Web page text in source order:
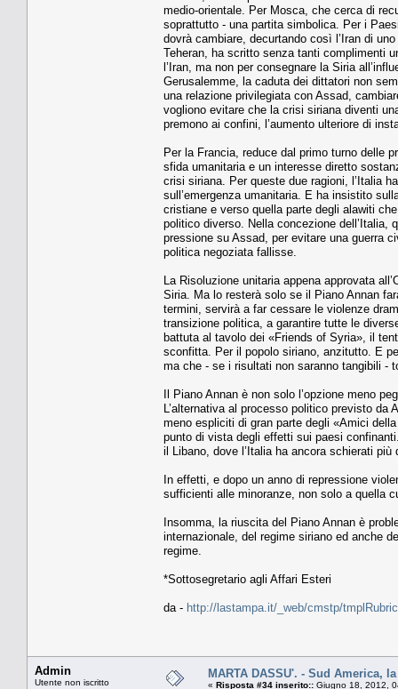
medio-orientale. Per Mosca, che cerca di
soprattutto - una partita simbolica. Per i
dovrà cambiare, decurtando così l’Iran di
Teheran, ha scritto senza tanti complimenti
l’Iran, ma non per consegnare la Siria
Gerusalemme, la caduta dei dittatori non
una relazione privilegiata con Assad,
vogliono evitare che la crisi siriana diventi
premono ai confini, l’aumento ulteriore di
Per la Francia, reduce dal primo turno delle
sfida umanitaria e un interesse diretto
crisi siriana. Per queste due ragioni, l’Italia
sull’emergenza umanitaria. E ha insistito
cristiane e verso quella parte degli alawiti
politico diverso. Nella concezione dell’Italia,
pressione su Assad, per evitare una guerra
politica negoziata fallisse.
La Risoluzione unitaria appena approvata
Siria. Ma lo resterà solo se il Piano Annan
termini, servirà a far cessare le violenze
transizione politica, a garantire tutte le
battuta al tavolo dei «Friends of Syria», il
sconfitta. Per il popolo siriano, anzitutto. E
ma che - se i risultati non saranno tangibili -
Il Piano Annan è non solo l’opzione meno
L’alternativa al processo politico previsto da
meno espliciti di gran parte degli «Amici
punto di vista degli effetti sui paesi
il Libano, dove l’Italia ha ancora schierati
In effetti, e dopo un anno di repressione
sufficienti alle minoranze, non solo a quella
Insomma, la riuscita del Piano Annan è
internazionale, del regime siriano ed anche
regime.
*Sottosegretario agli Affari Esteri
da - http://lastampa.it/_web/cmstp/
Admin
Utente non iscritto
MARTA DASSU'. - Sud America,
« Risposta #34 inserito:: Giugno 18, 2012,